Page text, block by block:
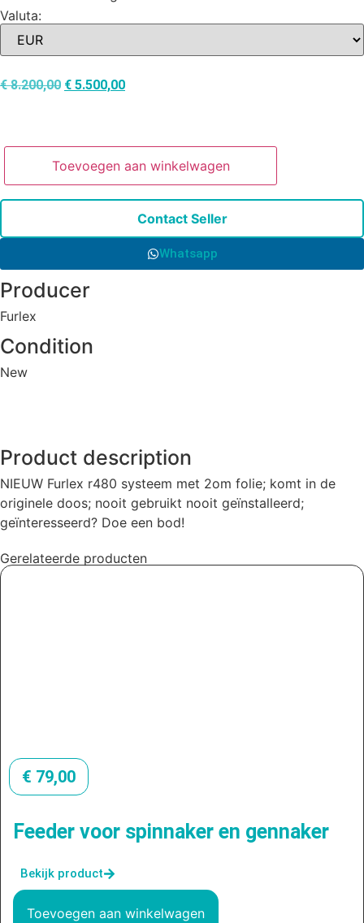
Valuta:
€8.200,00 € 5.500,00
Toevoegen aan winkelwagen
Contact Seller
Whatsapp
Producer
Furlex
Condition
New
Product description
NIEUW Furlex r480 systeem met 2om folie; komt in de
originele doos; nooit gebruikt nooit geïnstalleerd;
geïnteresseerd? Doe een bod!
Gerelateerde producten
€ 79,00
Feeder voor spinnaker en gennaker
Bekijk product
Toevoegen aan winkelwagen